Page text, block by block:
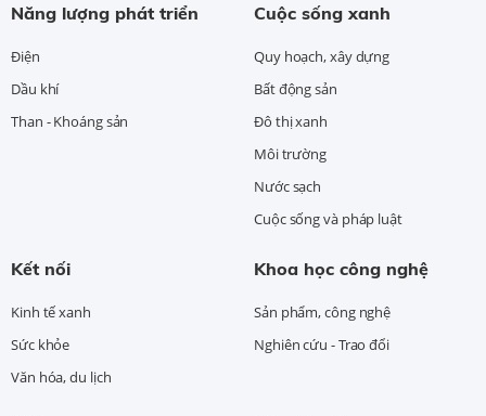
Năng lượng phát triển
Điện
Dầu khí
Than - Khoáng sản
Cuộc sống xanh
Quy hoạch, xây dựng
Bất động sản
Đô thị xanh
Môi trường
Nước sạch
Cuộc sống và pháp luật
Kết nối
Kinh tế xanh
Sức khỏe
Văn hóa, du lịch
Khoa học công nghệ
Sản phẩm, công nghệ
Nghiên cứu - Trao đổi